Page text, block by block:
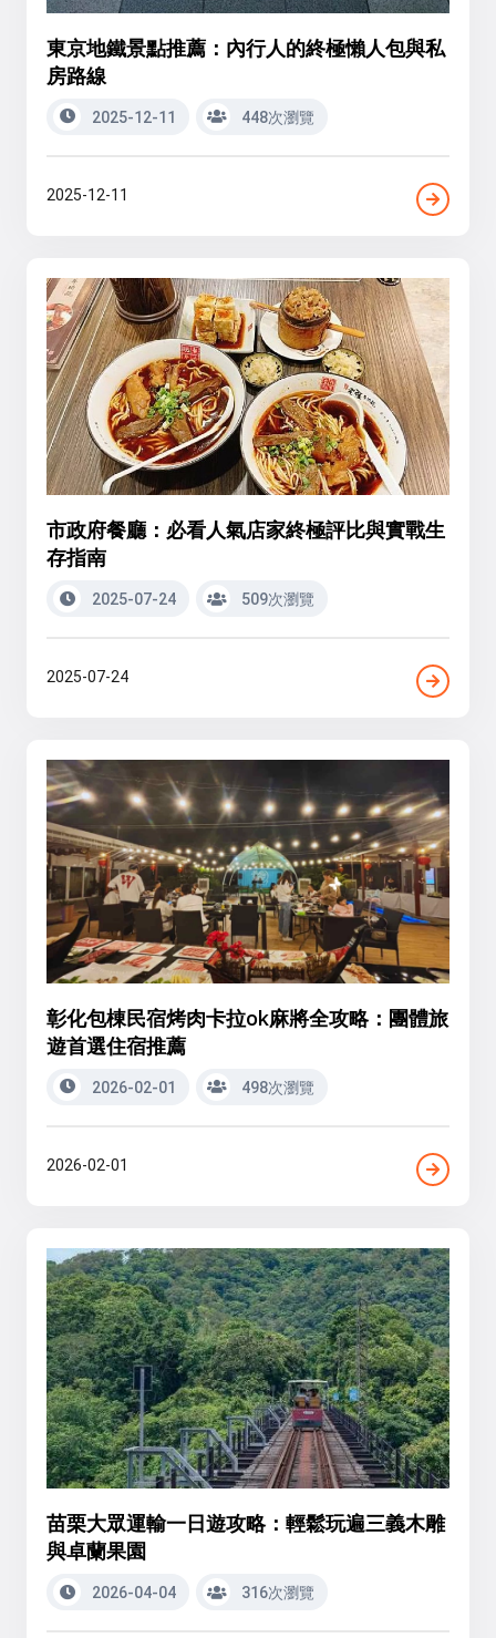
東京地鐵景點推薦：內行人的終極懶人包與私
房路線
2025-12-11 448次瀏覽
2025-12-11
市政府餐廳：必看人氣店家終極評比與實戰生
存指南
2025-07-24 509次瀏覽
2025-07-24
彰化包棟民宿烤肉卡拉ok麻將全攻略：團體旅
遊首選住宿推薦
2026-02-01 498次瀏覽
2026-02-01
苗栗大眾運輸一日遊攻略：輕鬆玩遍三義木雕
與卓蘭果園
2026-04-04 316次瀏覽